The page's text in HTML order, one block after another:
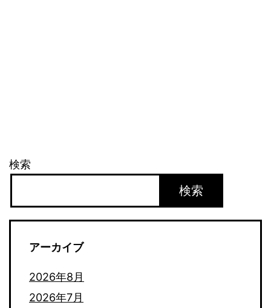
検索
検索
アーカイブ
2026年8月
2026年7月